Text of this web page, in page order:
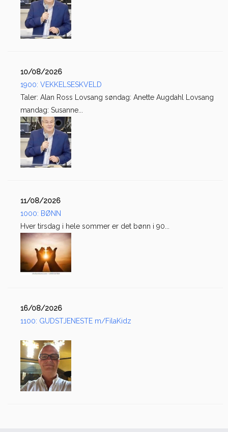
10/08/2026
1900: VEKKELSESKVELD
Taler: Alan Ross Lovsang søndag: Anette Augdahl Lovsang
mandag: Susanne...
11/08/2026
1000: BØNN
Hver tirsdag i hele sommer er det bønn i 90...
16/08/2026
1100: GUDSTJENESTE m/FilaKidz